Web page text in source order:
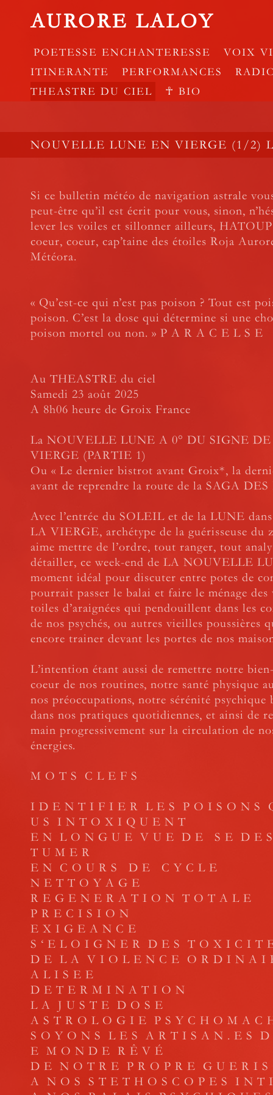
AURORE LALOY
POETESSE ENCHANTERESSE
VOIX
ITINERANTE
PERFORMANCES
THEASTRE DU CIEL
☥ BIO
NOUVELLE LUNE EN VIERGE (1/2)
Si ce bulletin météo de navigation astrale
peut-être qu’il est écrit pour vous, sinon,
lever les voiles et sillonner ailleurs,
coeur, coeur, cap’taine des étoiles Roja
Météora.
« Qu’est-ce qui n’est pas poison ? Tout est
poison. C’est la dose qui détermine si une
poison mortel ou non. » P A R A C E L S E
Au THEASTRE du ciel
Samedi 23 août 2025
A 8h06 heure de Groix France
La NOUVELLE LUNE A 0° DU SIGNE
VIERGE (PARTIE 1)
Ou « Le dernier bistrot avant Groix*, la
avant de reprendre la route de la SAGA DES
Avec l’entrée du SOLEIL et de la LUNE
LA VIERGE, archétype de la guérisseuse du
aime mettre de l’ordre, tout ranger, tout
détailler, ce week-end de LA NOUVELLE
moment idéal pour discuter entre potes de
pourrait passer le balai et faire le ménage des
toiles d’araignées qui pendouillent dans les
de nos psychés, ou autres vieilles poussières
encore trainer devant les portes de nos
L’intention étant aussi de remettre notre
coeur de nos routines, notre santé physique
nos préoccupations, notre sérénité psychique
dans nos pratiques quotidiennes, et ainsi de
main progressivement sur la circulation de
énergies.
M O T S C L E F S
I D E N T I F I E R L E S P O I S O N S
U S I N T O X I Q U E N T
E N L O N G U E V U E D E S E D E S
T U M E R
E N C O U R S D E C Y C L E
N E T T O Y A G E
R E G E N E R A T I O N T O T A L E
P R E C I S I O N
E X I G E A N C E
S ‘ E L O I G N E R D E S T O X I C I T
D E L A V I O L E N C E O R D I N A I
A L I S E E
D E T E R M I N A T I O N
L A J U S T E D O S E
A S T R O L O G I E P S Y C H O M A C
S O Y O N S L E S A R T I S A N . E S
E M O N D E R Ê V É
D E N O T R E P R O P R E G U E R I S
A N O S S T E T H O S C O P E S I N T